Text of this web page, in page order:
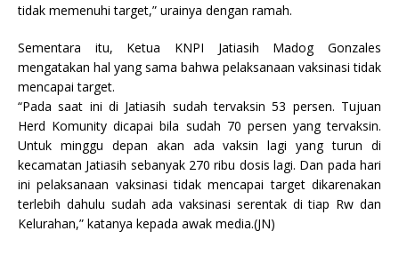
tidak memenuhi target,” urainya dengan ramah.
Sementara itu, Ketua KNPI Jatiasih Madog Gonzales
mengatakan hal yang sama bahwa pelaksanaan vaksinasi tidak
mencapai target.
“Pada saat ini di Jatiasih sudah tervaksin 53 persen. Tujuan
Herd Komunity dicapai bila sudah 70 persen yang tervaksin.
Untuk minggu depan akan ada vaksin lagi yang turun di
kecamatan Jatiasih sebanyak 270 ribu dosis lagi. Dan pada hari
ini pelaksanaan vaksinasi tidak mencapai target dikarenakan
terlebih dahulu sudah ada vaksinasi serentak di tiap Rw dan
Kelurahan,” katanya kepada awak media.(JN)